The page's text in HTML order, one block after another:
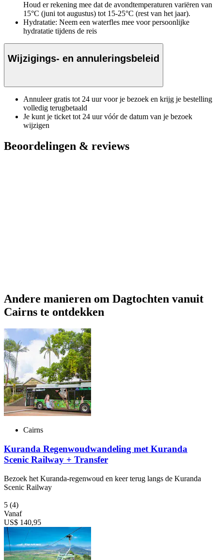
Houd er rekening mee dat de avondtemperaturen variëren van
15°C (juni tot augustus) tot 15-25°C (rest van het jaar).
Hydratatie: Neem een waterfles mee voor persoonlijke
hydratatie tijdens de reis
Wijzigings- en annuleringsbeleid
Annuleer gratis tot 24 uur voor je bezoek en krijg je bestelling
volledig terugbetaald
Je kunt je ticket tot 24 uur vóór de datum van je bezoek
wijzigen
Beoordelingen & reviews
Andere manieren om Dagtochten vanuit
Cairns te ontdekken
Cairns
Kuranda Regenwoudwandeling met Kuranda
Scenic Railway + Transfer
Bezoek het Kuranda-regenwoud en keer terug langs de Kuranda
Scenic Railway
5 (4)
Vanaf
US$ 140,95